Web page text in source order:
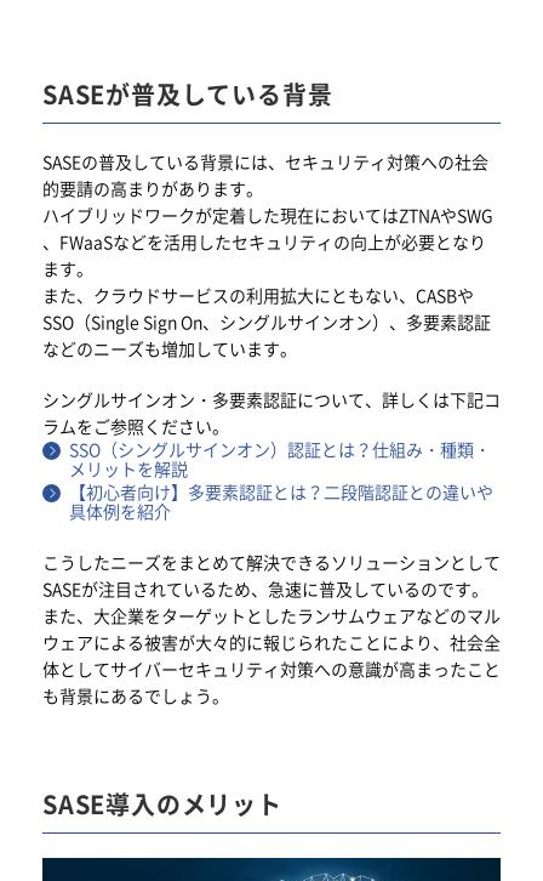
SASEが普及している背景
SASEの普及している背景には、セキュリティ対策への社会
的要請の高まりがあります。
ハイブリッドワークが定着した現在においてはZTNAやSWG
、FWaaSなどを活用したセキュリティの向上が必要となり
ます。
また、クラウドサービスの利用拡大にともない、CASBや
SSO（Single Sign On、シングルサインオン）、多要素認証
などのニーズも増加しています。
シングルサインオン・多要素認証について、詳しくは下記コ
ラムをご参照ください。
SSO（シングルサインオン）認証とは？仕組み・種類・
メリットを解説
【初心者向け】多要素認証とは？二段階認証との違いや
具体例を紹介
こうしたニーズをまとめて解決できるソリューションとして
SASEが注目されているため、急速に普及しているのです。
また、大企業をターゲットとしたランサムウェアなどのマル
ウェアによる被害が大々的に報じられたことにより、社会全
体としてサイバーセキュリティ対策への意識が高まったこと
も背景にあるでしょう。
SASE導入のメリット